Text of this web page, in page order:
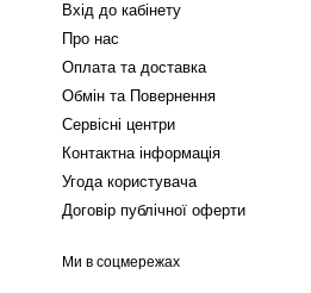
Вхід до кабінету
Про нас
Оплата та доставка
Обмін та Повернення
Сервісні центри
Контактна інформація
Угода користувача
Договір публічної оферти
Ми в соцмережах